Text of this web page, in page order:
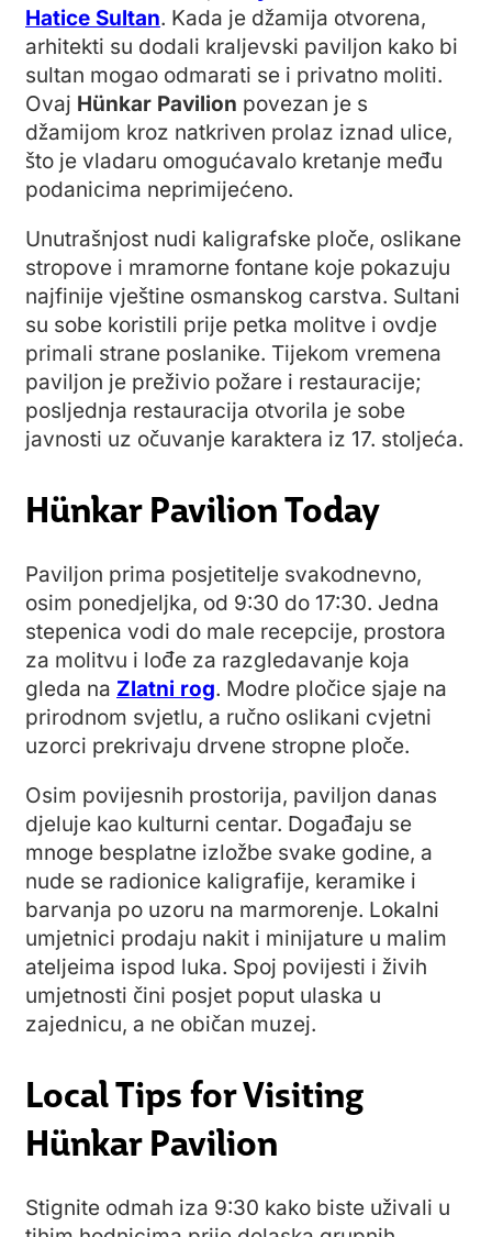
Hatice Sultan. Kada je džamija otvorena,
arhitekti su dodali kraljevski paviljon kako bi
sultan mogao odmarati se i privatno moliti.
Ovaj Hünkar Pavilion povezan je s
džamijom kroz natkriven prolaz iznad ulice,
što je vladaru omogućavalo kretanje među
podanicima neprimijećeno.
Unutrašnjost nudi kaligrafske ploče, oslikane
stropove i mramorne fontane koje pokazuju
najfinije vještine osmanskog carstva. Sultani
su sobe koristili prije petka molitve i ovdje
primali strane poslanike. Tijekom vremena
paviljon je preživio požare i restauracije;
posljednja restauracija otvorila je sobe
javnosti uz očuvanje karaktera iz 17. stoljeća.
Hünkar Pavilion Today
Paviljon prima posjetitelje svakodnevno,
osim ponedjeljka, od 9:30 do 17:30. Jedna
stepenica vodi do male recepcije, prostora
za molitvu i lođe za razgledavanje koja
gleda na Zlatni rog. Modre pločice sjaje na
prirodnom svjetlu, a ručno oslikani cvjetni
uzorci prekrivaju drvene stropne ploče.
Osim povijesnih prostorija, paviljon danas
djeluje kao kulturni centar. Događaju se
mnoge besplatne izložbe svake godine, a
nude se radionice kaligrafije, keramike i
barvanja po uzoru na marmorenje. Lokalni
umjetnici prodaju nakit i minijature u malim
ateljeima ispod luka. Spoj povijesti i živih
umjetnosti čini posjet poput ulaska u
zajednicu, a ne običan muzej.
Local Tips for Visiting
Hünkar Pavilion
Stignite odmah iza 9:30 kako biste uživali u